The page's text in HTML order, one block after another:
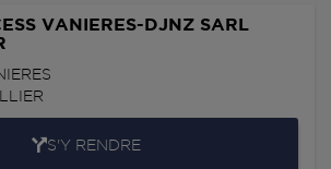
VANIERES-DJNZ SARL
S'Y RENDRE